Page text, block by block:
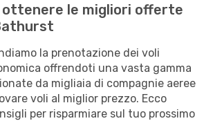
ottenere le migliori offerte
la prenotazione dei voli
offrendoti una vasta gamma
da migliaia di compagnie aeree
voli al miglior prezzo. Ecco
per risparmiare sul tuo prossimo